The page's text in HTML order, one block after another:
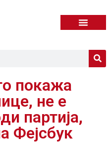
покажа
не е
партија,
Фејсбук